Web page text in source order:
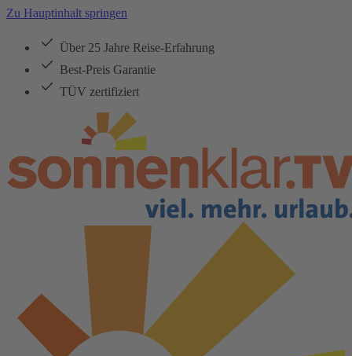
Zu Hauptinhalt springen
Über 25 Jahre Reise-Erfahrung
Best-Preis Garantie
TÜV zertifiziert